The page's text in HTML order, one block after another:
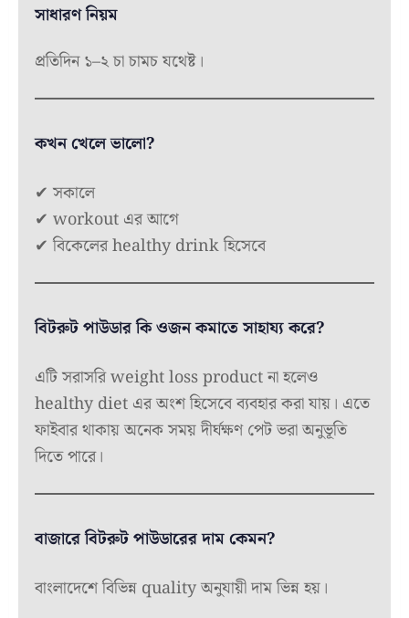
সাধারণ নিয়ম
প্রতিদিন ১–২ চা চামচ যথেষ্ট।
কখন খেলে ভালো?
✔ সকালে
✔ workout এর আগে
✔ বিকেলের healthy drink হিসেবে
বিটরুট পাউডার কি ওজন কমাতে সাহায্য করে?
এটি সরাসরি weight loss product না হলেও
healthy diet এর অংশ হিসেবে ব্যবহার করা যায়। এতে
ফাইবার থাকায় অনেক সময় দীর্ঘক্ষণ পেট ভরা অনুভূতি
দিতে পারে।
বাজারে বিটরুট পাউডারের দাম কেমন?
বাংলাদেশে বিভিন্ন quality অনুযায়ী দাম ভিন্ন হয়।